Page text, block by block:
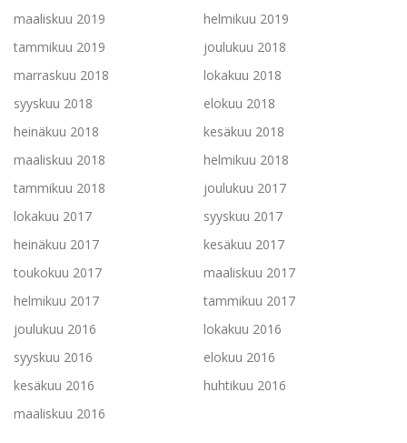
maaliskuu 2019
helmikuu 2019
tammikuu 2019
joulukuu 2018
marraskuu 2018
lokakuu 2018
syyskuu 2018
elokuu 2018
heinäkuu 2018
kesäkuu 2018
maaliskuu 2018
helmikuu 2018
tammikuu 2018
joulukuu 2017
lokakuu 2017
syyskuu 2017
heinäkuu 2017
kesäkuu 2017
toukokuu 2017
maaliskuu 2017
helmikuu 2017
tammikuu 2017
joulukuu 2016
lokakuu 2016
syyskuu 2016
elokuu 2016
kesäkuu 2016
huhtikuu 2016
maaliskuu 2016